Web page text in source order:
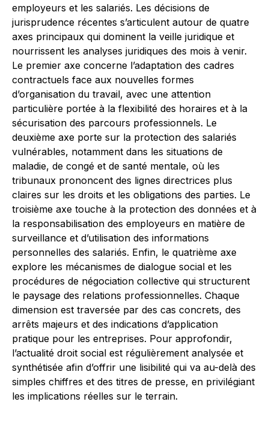
employeurs et les salariés. Les décisions de
jurisprudence récentes s’articulent autour de quatre
axes principaux qui dominent la veille juridique et
nourrissent les analyses juridiques des mois à venir.
Le premier axe concerne l’adaptation des cadres
contractuels face aux nouvelles formes
d’organisation du travail, avec une attention
particulière portée à la flexibilité des horaires et à la
sécurisation des parcours professionnels. Le
deuxième axe porte sur la protection des salariés
vulnérables, notamment dans les situations de
maladie, de congé et de santé mentale, où les
tribunaux prononcent des lignes directrices plus
claires sur les droits et les obligations des parties. Le
troisième axe touche à la protection des données et à
la responsabilisation des employeurs en matière de
surveillance et d’utilisation des informations
personnelles des salariés. Enfin, le quatrième axe
explore les mécanismes de dialogue social et les
procédures de négociation collective qui structurent
le paysage des relations professionnelles. Chaque
dimension est traversée par des cas concrets, des
arrêts majeurs et des indications d’application
pratique pour les entreprises. Pour approfondir,
l’actualité droit social est régulièrement analysée et
synthétisée afin d’offrir une lisibilité qui va au-delà des
simples chiffres et des titres de presse, en privilégiant
les implications réelles sur le terrain.